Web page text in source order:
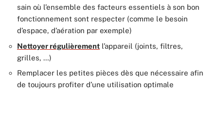
sain où l’ensemble des facteurs essentiels à son bon
fonctionnement sont respecter (comme le besoin
d’espace, d’aération par exemple)
Nettoyer régulièrement l’appareil (joints, filtres,
grilles, …)
Remplacer les petites pièces dès que nécessaire afin
de toujours profiter d’une utilisation optimale